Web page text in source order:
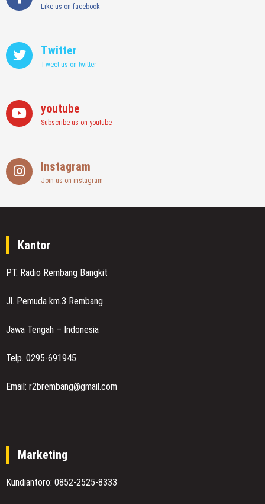
Like us on facebook
Twitter
Tweet us on twitter
youtube
Subscribe us on youtube
Instagram
Join us on instagram
Kantor
PT. Radio Rembang Bangkit
Jl. Pemuda km.3 Rembang
Jawa Tengah – Indonesia
Telp. 0295-691945
Email: r2brembang@gmail.com
Marketing
Kundiantoro: 0852-2525-8333